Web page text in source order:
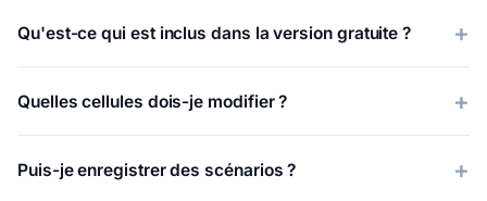
Qu'est-ce qui est inclus dans la version gratuite ?
Quelles cellules dois-je modifier ?
Puis-je enregistrer des scénarios ?